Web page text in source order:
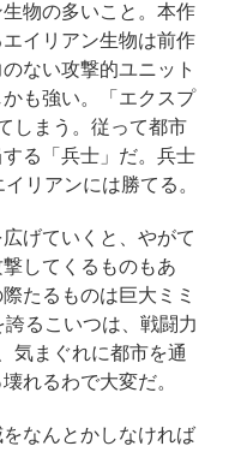
物の多いこと。本作
イリアン生物は前作
ない攻撃的ユニット
も強い。「エクスプ
しまう。従って都市
る「兵士」だ。兵士
リアンには勝てる。
げていくと、やがて
してくるものもあ
たるものは巨大ミミ
るこいつは、戦闘力
気まぐれに都市を通
れるわで大変だ。
なんとかしなければ